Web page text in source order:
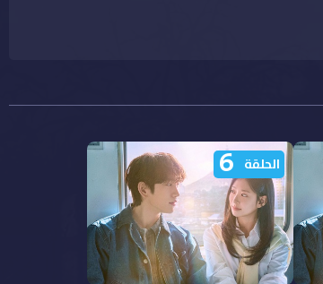
الحلقة 6